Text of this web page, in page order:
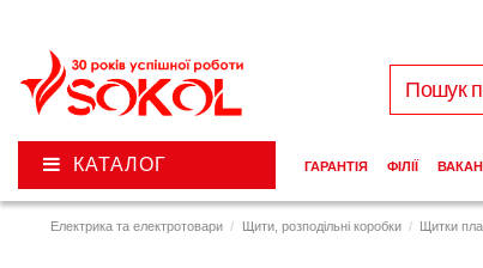
Електрика та електротовари Щити, розподільні коробки Щитки
КАТАЛОГ ГАРАНТІЯ ФІЛІЇ